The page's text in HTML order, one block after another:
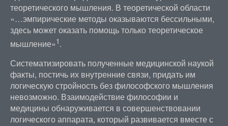
теоретического мышления. В теоретической области
«…эмпирические методы оказываются бессильными,
здесь может оказать помощь только теоретическое
мышление»1.
Систематизировать полученные медицинской наукой
факты, постичь их внутренние связи, придать им
логическую стройность без философского мышления
невозможно. Взаимодействие философии и
медицины обнаруживается в совершенствовании
логического аппарата, который развивается вместе с